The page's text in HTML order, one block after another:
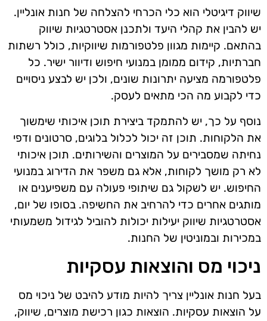
שיווק דיגיטלי הוא כלי הכרחי להצלחה של חנות אונליין.
יש להבין את קהלי היעד ולתכנן אסטרטגיות שיווק
בהתאם. קיימות מגוון פלטפורמות שיווקיות, כולל רשתות
חברתיות, קידום ממומן במנועי חיפוש ודיוור ישיר. כל
פלטפורמה מציעה יתרונות שונים, ולכן יש לבצע ניסויים
כדי לקבוע מה הכי מתאים לעסק.
נוסף על כך, יש להתמקד ביצירת תוכן איכותי שימשוך
את הלקוחות. תוכן זה יכול לכלול בלוגים, סרטונים ודפי
נחיתה שמסבירים על המוצרים והשירותים. תוכן איכותי
לא רק מושך לקוחות, אלא גם משפר את הדירוג במנועי
החיפוש. יש לשקול גם שיתופי פעולה עם משפיענים או
מותגים אחרים כדי להרחיב את החשיפה. בסופו של יום,
אסטרטגיות שיווק יעילות יכולות להוביל לגידול משמעותי
במכירות ובמוניטין של החנות.
ניכוי מס והוצאות עסקיות
בעל חנות אונליין צריך להיות מודע להיבט של ניכוי מס
על הוצאות עסקיות. הוצאות כגון רכישת מוצרים, שיווק,